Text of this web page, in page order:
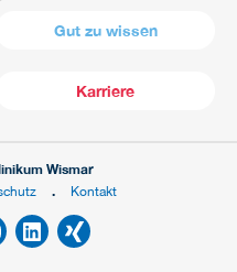
Gut zu wissen
Karriere
Wismar
Kontakt